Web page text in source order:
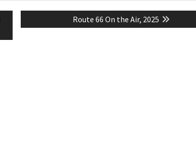
Next
post:
Route 66 On the Air, 2025